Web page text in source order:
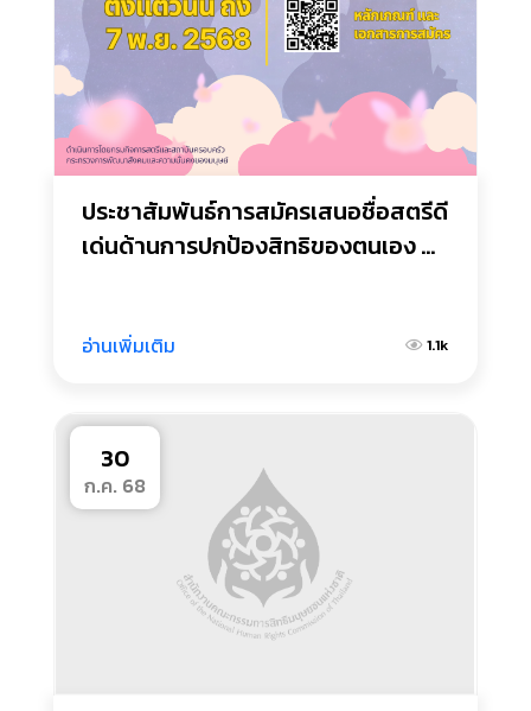
ประชาสัมพันธ์การสมัครเสนอชื่อสตรีดี
เด่นด้านการปกป้องสิทธิของตนเอง
อ่านเพิ่มเติม 1.1k
30
ก.ค. 68